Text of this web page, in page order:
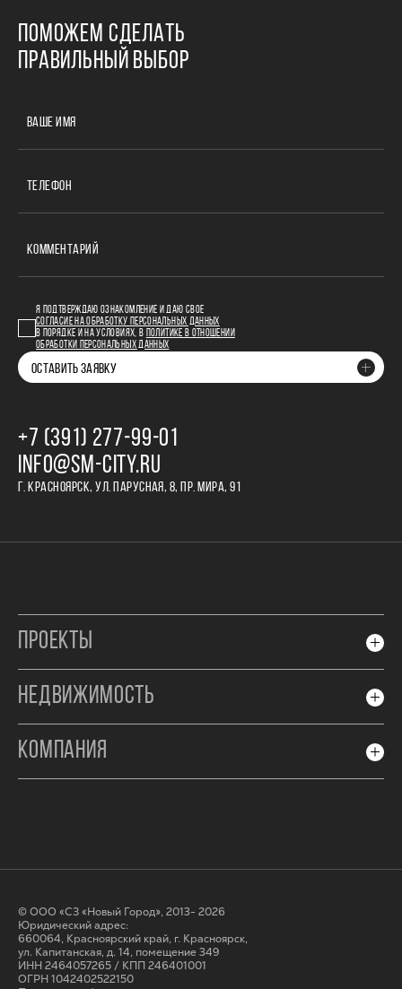
ПОМОЖЕМ СДЕЛАТЬ
ПРАВИЛЬНЫЙ ВЫБОР
ВАШЕ ИМЯ
ТЕЛЕФОН
КОММЕНТАРИЙ
Я ПОДТВЕРЖДАЮ ОЗНАКОМЛЕНИЕ И ДАЮ СВОЕ
СОГЛАСИЕ НА ОБРАБОТКУ ПЕРСОНАЛЬНЫХ ДАННЫХ
В ПОРЯДКЕ И НА УСЛОВИЯХ, В
ПОЛИТИКЕ В ОТНОШЕНИИ
ОБРАБОТКИ ПЕРСОНАЛЬНЫХ ДАННЫХ
ОСТАВИТЬ ЗАЯВКУ
+7 (391) 277‒99‒01
INFO@SM-CITY.RU
Г. КРАСНОЯРСК, УЛ. ПАРУСНАЯ, 8, ПР. МИРА, 91
ПРОЕКТЫ
НЕДВИЖИМОСТЬ
КОМПАНИЯ
© ООО «СЗ «Новый Город», 2013- 2026
Юридический адрес:
660064, Красноярский край, г. Красноярск,
ул. Капитанская, д. 14, помещение 349
ИНН 2464057265 / КПП 246401001
ОГРН 1042402522150